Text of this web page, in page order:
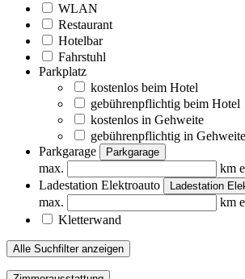
WLAN
Restaurant
Hotelbar
Fahrstuhl
Parkplatz
kostenlos beim Hotel
gebührenpflichtig beim Hotel
kostenlos in Gehweite
gebührenpflichtig in Gehweite
Parkgarage
Parkgarage
max.
km
Ladestation Elektroauto
Ladestation
max.
km
Kletterwand
Alle Suchfilter anzeigen